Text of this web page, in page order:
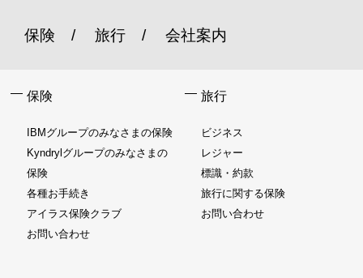
保険 旅行 会社案内
保険
IBMグループのみなさまの保険
Kyndrylグループのみなさまの
保険
各種お手続き
アイラス保険クラブ
お問い合わせ
旅行
ビジネス
レジャー
標識・約款
旅行に関する保険
お問い合わせ